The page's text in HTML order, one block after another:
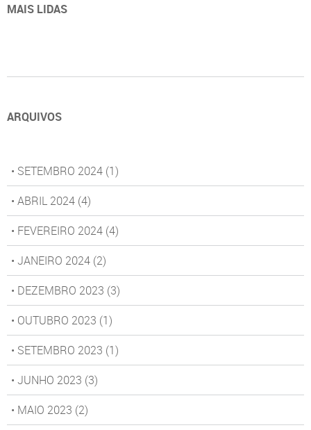
MAIS LIDAS
ARQUIVOS
• SETEMBRO 2024 (1)
• ABRIL 2024 (4)
• FEVEREIRO 2024 (4)
• JANEIRO 2024 (2)
• DEZEMBRO 2023 (3)
• OUTUBRO 2023 (1)
• SETEMBRO 2023 (1)
• JUNHO 2023 (3)
• MAIO 2023 (2)